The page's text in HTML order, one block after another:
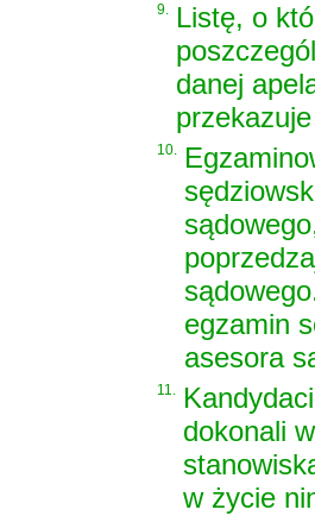
9. Listę, o
danej
10.
egzamin
asesora
11.
dokonali
w życie